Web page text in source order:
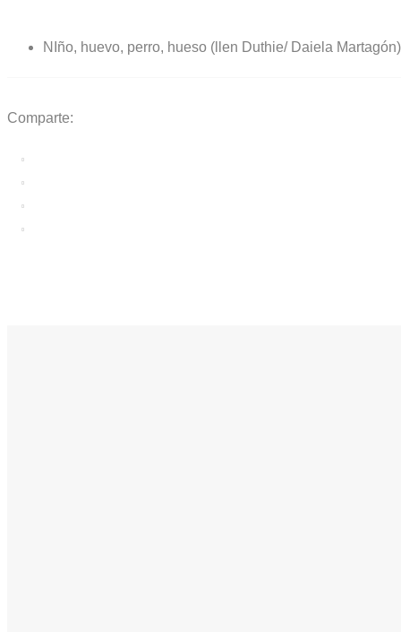
NIño, huevo, perro, hueso (llen Duthie/ Daiela
Comparte: